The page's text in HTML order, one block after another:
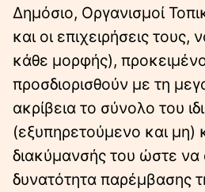
Δημόσιο, Οργανισμοί
και οι επιχειρήσεις
κάθε μορφής),
προσδιορισθούν με τη
ακρίβεια το σύνολο του
(εξυπηρετούμενο και μη)
διακύμανσής του ώστε να
δυνατότητα παρέμβασης